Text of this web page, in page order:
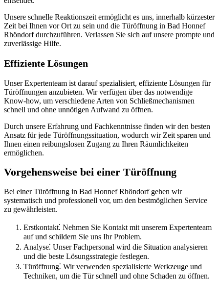
Unsere schnelle Reaktionszeit ermöglicht es uns, innerhalb kürzester
Zeit bei Ihnen vor Ort zu sein und die Türöffnung in Bad Honnef
Rhöndorf durchzuführen.​ Verlassen Sie sich auf unsere prompte und
zuverlässige Hilfe.
Effiziente Lösungen
Unser Expertenteam ist darauf spezialisiert, effiziente Lösungen für
Türöffnungen anzubieten. Wir verfügen über das notwendige
Know-how, um verschiedene Arten von Schließmechanismen
schnell und ohne unnötigen Aufwand zu öffnen.​
Durch unsere Erfahrung und Fachkenntnisse finden wir den besten
Ansatz für jede Türöffnungssituation, wodurch wir Zeit sparen und
Ihnen einen reibungslosen Zugang zu Ihren Räumlichkeiten
ermöglichen.​
Vorgehensweise bei einer Türöffnung
Bei einer Türöffnung in Bad Honnef Rhöndorf gehen wir
systematisch und professionell vor, um den bestmöglichen Service
zu gewährleisten.​
Erstkontakt⁚ Nehmen Sie Kontakt mit unserem Expertenteam
auf und schildern Sie uns Ihr Problem.
Analyse⁚ Unser Fachpersonal wird die Situation analysieren
und die beste Lösungsstrategie festlegen.
Türöffnung⁚ Wir verwenden spezialisierte Werkzeuge und
Techniken, um die Tür schnell und ohne Schaden zu öffnen.​